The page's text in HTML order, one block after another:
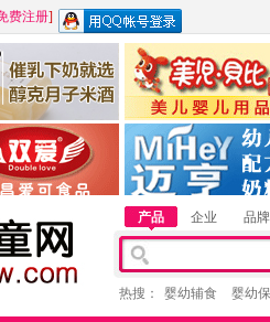
费注册]
醇之客月子米酒 惠州市美儿婴儿用品
湖南迈亨母婴用品有限
产品 企业 品牌
热搜： 婴幼辅食 婴幼